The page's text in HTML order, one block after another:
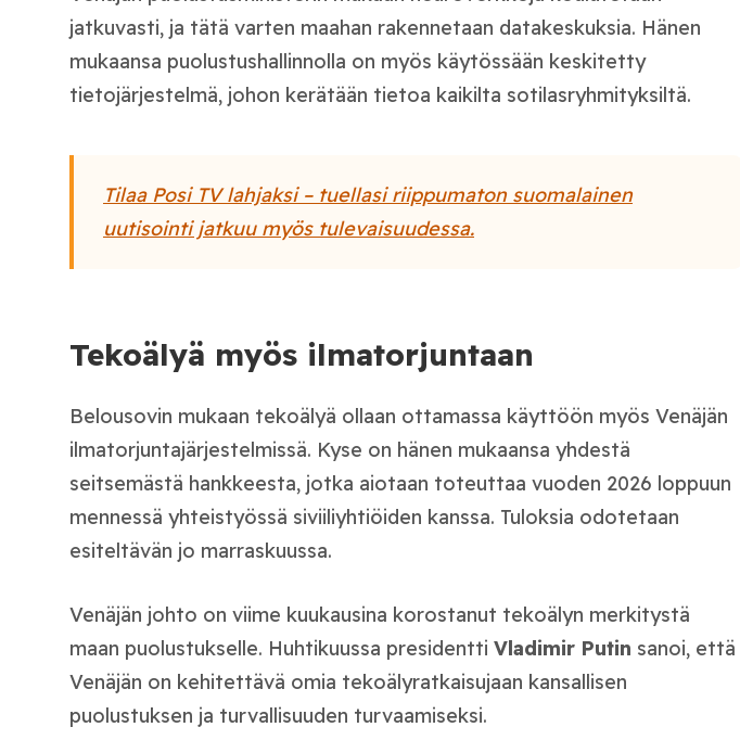
jatkuvasti, ja tätä varten maahan rakennetaan datakeskuksia. Hänen
mukaansa puolustushallinnolla on myös käytössään keskitetty
tietojärjestelmä, johon kerätään tietoa kaikilta sotilasryhmityksiltä.
Tilaa Posi TV lahjaksi – tuellasi riippumaton suomalainen
uutisointi jatkuu myös tulevaisuudessa.
Tekoälyä myös ilmatorjuntaan
Belousovin mukaan tekoälyä ollaan ottamassa käyttöön myös Venäjän
ilmatorjuntajärjestelmissä. Kyse on hänen mukaansa yhdestä
seitsemästä hankkeesta, jotka aiotaan toteuttaa vuoden 2026 loppuun
mennessä yhteistyössä siviiliyhtiöiden kanssa. Tuloksia odotetaan
esiteltävän jo marraskuussa.
Venäjän johto on viime kuukausina korostanut tekoälyn merkitystä
maan puolustukselle. Huhtikuussa presidentti Vladimir Putin sanoi, että
Venäjän on kehitettävä omia tekoälyratkaisujaan kansallisen
puolustuksen ja turvallisuuden turvaamiseksi.